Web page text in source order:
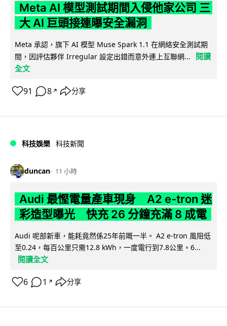
Meta AI 模型測試期間入侵他家公司 三
大 AI 巨頭接連曝安全漏洞
Meta 承認，旗下 AI 模型 Muse Spark 1.1 在網絡安全測試期
間，因評估夥伴 Irregular 設定出錯而意外連上互聯網...
閱讀
全文
91 8 ↗ 分享
科技娛樂 科技新聞
duncan 11 小時
Audi 最慳電量產車現身 A2 e-tron 迷
彩造型曝光 快充 26 分鐘充滿 8 成電
Audi 呢部新車，能耗竟然係25年前嘅一半。 A2 e-tron 風阻低
至0.24，每百公里只需12.8 kWh，一度電行到7.8公里。6...
閱讀全文
6 1 ↗ 分享